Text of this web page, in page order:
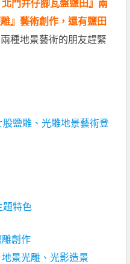
門井仔腳瓦盤鹽田』兩
』藝術創作，還有鹽田
種地景藝術的朋友趕緊
鹽雕、光雕地景藝術登
題特色
創作
景光雕、光影造景